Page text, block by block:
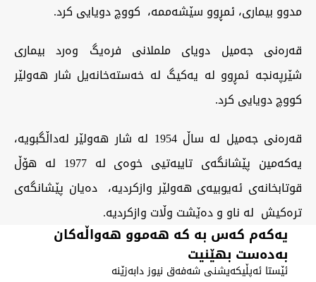
مدوو بیماری، ئمڕوو سێشەممە، کووچ دویایی کرد.
قەرەنی جەمیل دویای ململانی فرەیگ وەرد بیماری
شێرپەنجە ئمڕوو لە یەکیگ لە خەستەخانەیل شار هەولێر
کووچ دویایی کرد.
قەرەنی جەمیل لە ساڵ 1954 لە شار هەولێر لەداڵگبویە،
یەکەمین پێشانگەی تایبەتیی خوەی لە 1977 لە هۆڵ
قوتابخانەی ئەیوبیەی هەولێر وازکردیە، دەیان پێشانگەی
ترەکیش لە ناو و دەێشت وڵات وازکردیە.
یەکەم کەس بە کە هەموو هەواڵەکان
بەدەست بهێنیت
ئێستا ئەپڵیکەیشنی شەفەق نیوز دابەزێنە